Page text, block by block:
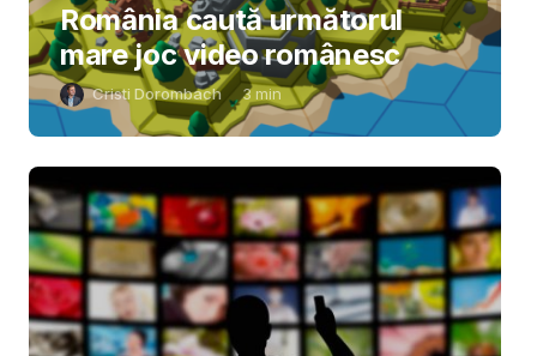
România caută următorul
mare joc video românesc
Cristi Dorombach 3min